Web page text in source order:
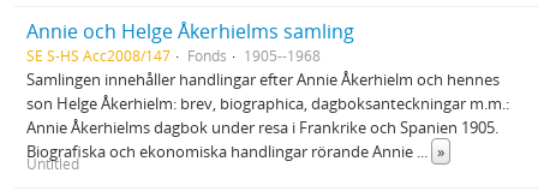
Annie och Helge Åkerhielms samling
SE S-HS Acc2008/147 Fonds 1905--1968
Samlingen innehåller handlingar efter Annie Åkerhielm och hennes
son Helge Åkerhielm: brev, biographica, dagboksanteckningar m.m.:
Annie Åkerhielms dagbok under resa i Frankrike och Spanien 1905.
Biografiska och ekonomiska handlingar rörande Annie ... »
Untitled